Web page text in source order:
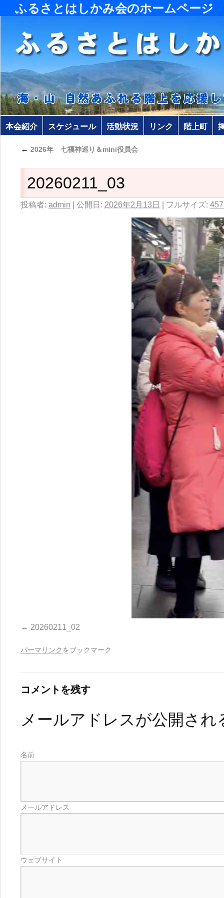
ふるさとはしかみ会のホームページ
本会紹介 スケジュール 活動状況 リンク 階上町
← 2026年 七福神巡り＆mini役員会
20260211_03
投稿者: admin 公開日: 2026年2月13日 フルサイズ:
20260211_02
パーマリンク をブックマーク
コメントを残す
メールアドレスが公開さ
名前
メールアドレス
ウェブサイト